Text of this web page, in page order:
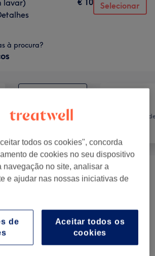
lavar)
€ 10 Selecionar
à procura?
Cabeleireiro e
Salão de
Tratamento
desde € 7
centro
todos os cookies", concorda
de cookies no seu dispositivo
navegação no site, analisar a
e ajudar nas nossas iniciativas de
Aceitar todos os
cookies
de